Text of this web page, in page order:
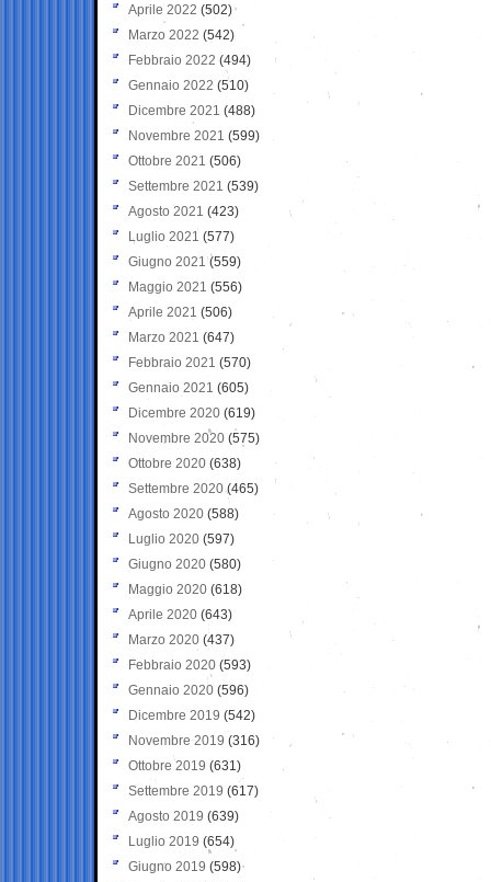
Aprile 2022 (502)
Marzo 2022 (542)
Febbraio 2022 (494)
Gennaio 2022 (510)
Dicembre 2021 (488)
Novembre 2021 (599)
Ottobre 2021 (506)
Settembre 2021 (539)
Agosto 2021 (423)
Luglio 2021 (577)
Giugno 2021(559)
Maggio 2021 (556)
Aprile 2021 (506)
Marzo 2021 (647)
Febbraio 2021 (570)
Gennaio 2021 (605)
Dicembre 2020 (619)
Novembre 2020 (575)
Ottobre 2020 (638)
Settembre 2020(465)
Agosto 2020 (588)
Luglio 2020 (597)
Giugno 2020 (580)
Maggio 2020 (618)
Aprile 2020 (643)
Marzo 2020 (437)
Febbraio 2020 (593)
Gennaio 2020 (596)
Dicembre 2019 (542)
Novembre 2019 (316)
Ottobre 2019 (631)
Settembre 2019 (617)
Agosto 2019 (639)
Luglio 2019 (654)
Giugno 2019 (598)